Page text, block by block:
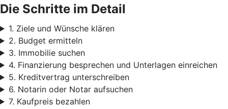
Die Schritte im Detail
1. Ziele und Wünsche klären
2. Budget ermitteln
3. Immobilie suchen
4. Finanzierung besprechen und Unterlagen einreichen
5. Kreditvertrag unterschreiben
6. Notarin oder Notar aufsuchen
7. Kaufpreis bezahlen